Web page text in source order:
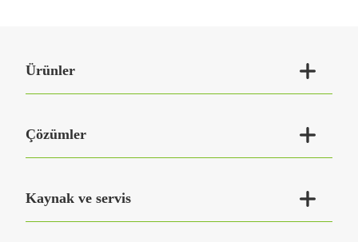
Ürünler 
Çözümler 
Kaynak ve servis 